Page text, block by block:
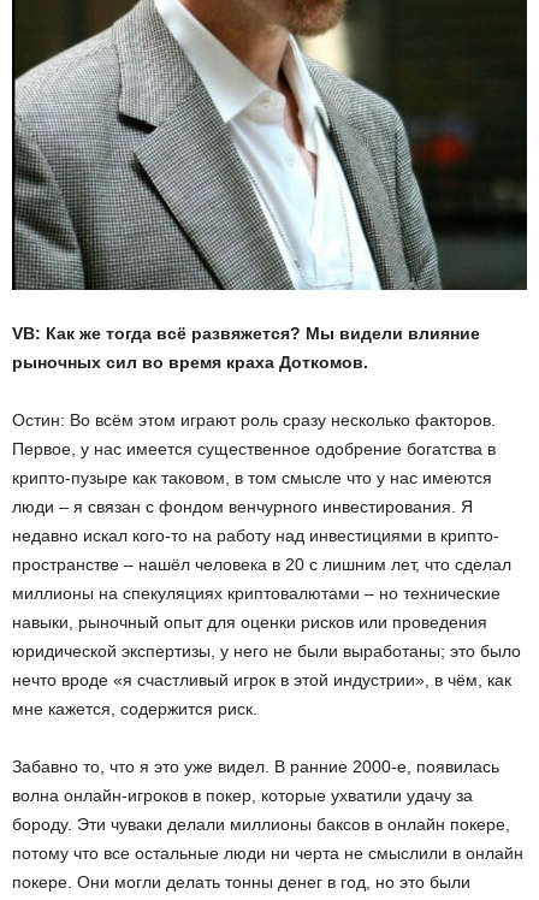
VB: Как же тогда всё развяжется? Мы видели влияние
рыночных сил во время краха Доткомов.
Остин: Во всём этом играют роль сразу несколько факторов.
Первое, у нас имеется существенное одобрение богатства в
крипто-пузыре как таковом, в том смысле что у нас имеются
люди – я связан с фондом венчурного инвестирования. Я
недавно искал кого-то на работу над инвестициями в крипто-
пространстве – нашёл человека в 20 с лишним лет, что сделал
миллионы на спекуляциях криптовалютами – но технические
навыки, рыночный опыт для оценки рисков или проведения
юридической экспертизы, у него не были выработаны; это было
нечто вроде «я счастливый игрок в этой индустрии», в чём, как
мне кажется, содержится риск.
Забавно то, что я это уже видел. В ранние 2000-е, появилась
волна онлайн-игроков в покер, которые ухватили удачу за
бороду. Эти чуваки делали миллионы баксов в онлайн покере,
потому что все остальные люди ни черта не смыслили в онлайн
покере. Они могли делать тонны денег в год, но это были